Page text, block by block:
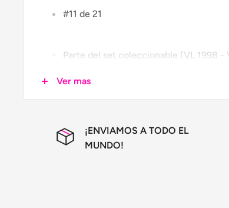
#11 de 21
Parte del set coleccionable (VL 1998 -
Esmaltado
Ver mas
¡ENVIAMOS A TODO EL
MUNDO!